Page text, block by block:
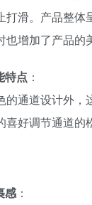
打滑。产品整体
也增加了产品的
特点 ：
的通道设计外，
喜好调节通道的
感 ：